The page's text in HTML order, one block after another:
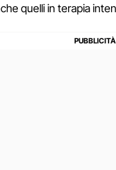
quelli in terapia